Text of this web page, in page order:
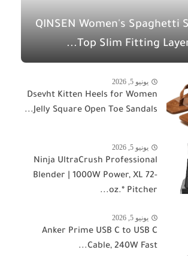
QINSEN Women's Spaghetti
Top Slim Fitting
يونيو 5, 2026
Dsevht Kitten Heels for Women
Jelly Square Open Toe Sandals...
يونيو 5, 2026
Ninja UltraCrush Professional
Blender | 1000W Power, XL 72-
oz.* Pitcher...
يونيو 5, 2026
Anker Prime USB C to USB C
Cable, 240W Fast...